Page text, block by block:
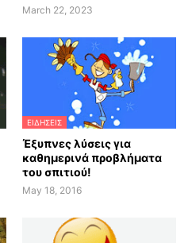
March 22, 2023
ΕΙΔΗΣΕΙΣ
Έξυπνες λύσεις για
καθημερινά προβλήματα
του σπιτιού!
May 18, 2016